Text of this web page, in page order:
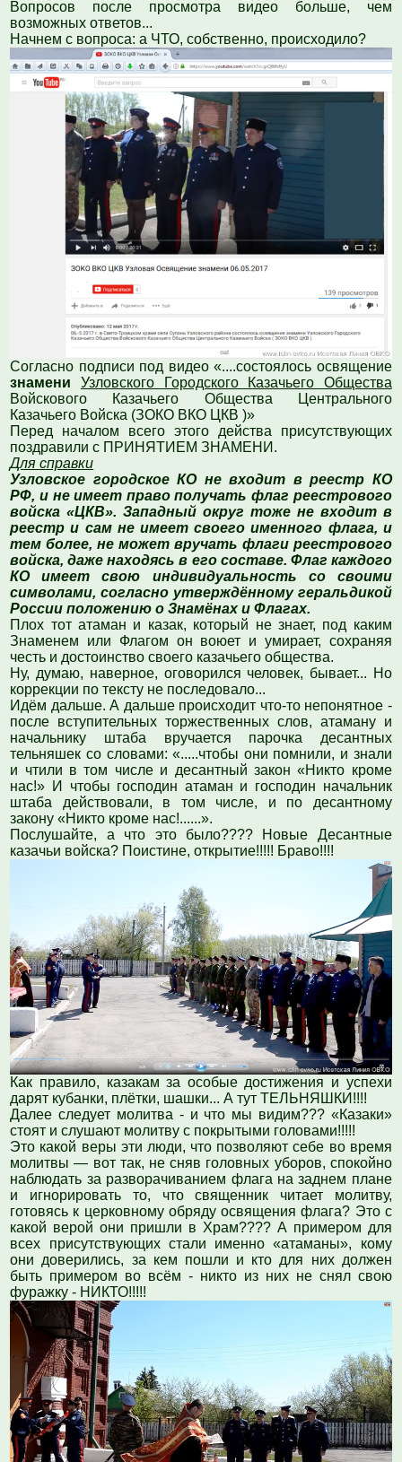
Вопросов после просмотра видео больше, чем
возможных ответов...
Начнем с вопроса: а ЧТО, собственно, происходило?
Согласно подписи под видео «....состоялось освящение
знамени
Узловского Городского Казачьего Общества
Войскового Казачьего Общества Центрального
Казачьего Войска (ЗОКО ВКО ЦКВ )»
Перед началом всего этого действа присутствующих
поздравили с ПРИНЯТИЕМ ЗНАМЕНИ.
Для справки
Узловское городское КО не входит в реестр КО
РФ, и не имеет право получать флаг реестрового
войска «ЦКВ». Западный округ тоже не входит в
реестр и сам не имеет своего именного флага, и
тем более, не может вручать флаги реестрового
войска, даже находясь в его составе. Флаг каждого
КО имеет свою индивидуальность со своими
символами, согласно утверждённому геральдикой
России положению о Знамёнах и Флагах.
Плох тот атаман и казак, который не знает, под каким
Знаменем или Флагом он воюет и умирает, сохраняя
честь и достоинство своего казачьего общества.
Ну, думаю, наверное, оговорился человек, бывает... Но
коррекции по тексту не последовало...
Идём дальше. А дальше происходит что-то непонятное -
после вступительных торжественных слов, атаману и
начальнику штаба вручается парочка десантных
тельняшек со словами: «.....чтобы они помнили, и знали
и чтили в том числе и десантный закон «Никто кроме
нас!» И чтобы господин атаман и господин начальник
штаба действовали, в том числе, и по десантному
закону «Никто кроме нас!......».
Послушайте, а что это было???? Новые Десантные
казачьи войска? Поистине, открытие!!!!! Браво!!!!
Как правило, казакам за особые достижения и успехи
дарят кубанки, плётки, шашки... А тут ТЕЛЬНЯШКИ!!!!
Далее следует молитва - и что мы видим??? «Казаки»
стоят и слушают молитву с покрытыми головами!!!!!
Это какой веры эти люди, что позволяют себе во время
молитвы — вот так, не сняв головных уборов, спокойно
наблюдать за разворачиванием флага на заднем плане
и игнорировать то, что священник читает молитву,
готовясь к церковному обряду освящения флага? Это с
какой верой они пришли в Храм???? А примером для
всех присутствующих стали именно «атаманы», кому
они доверились, за кем пошли и кто для них должен
быть примером во всём - никто из них не снял свою
фуражку - НИКТО!!!!!